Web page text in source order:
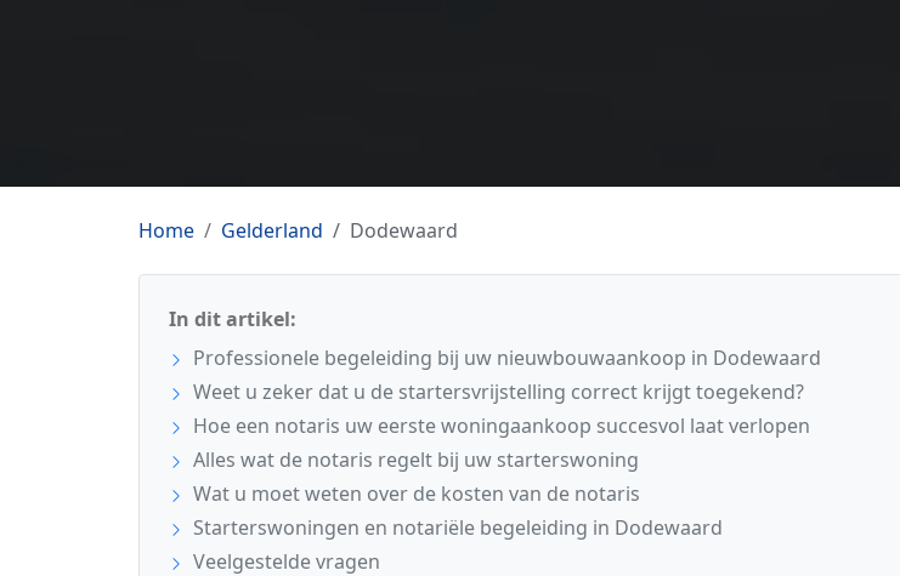
Home Gelderland Dodewaard
In dit artikel:
Professionele begeleiding bij uw nieuwbouwaankoop in Dodewaard
Weet u zeker dat u de startersvrijstelling correct krijgt toegekend?
Hoe een notaris uw eerste woningaankoop succesvol laat verlopen
Alles wat de notaris regelt bij uw starterswoning
Wat u moet weten over de kosten van de notaris
Starterswoningen en notariële begeleiding in Dodewaard
Veelgestelde vragen